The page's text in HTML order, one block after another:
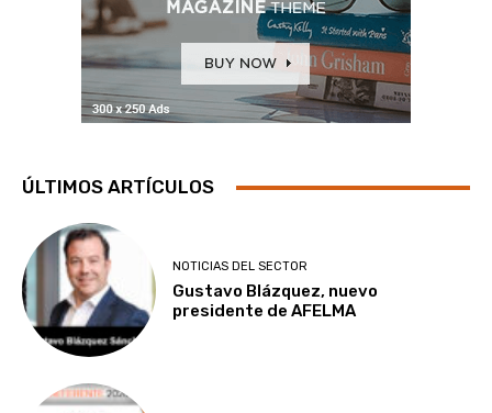
ÚLTIMOS ARTÍCULOS
NOTICIAS DEL SECTOR
Gustavo Blázquez, nuevo
presidente de AFELMA